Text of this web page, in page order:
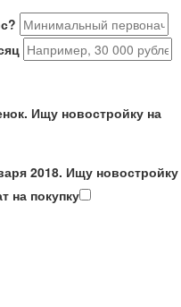
Ищу новостройку на
2018. Ищу новостройку
на покупку